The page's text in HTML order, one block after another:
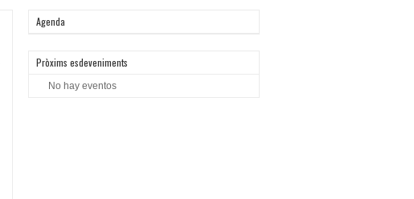
Agenda
Pròxims esdeveniments
No hay eventos